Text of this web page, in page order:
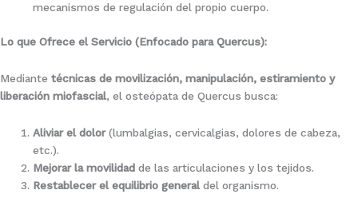
mecanismos de regulación del propio cuerpo.
Lo que Ofrece el Servicio (Enfocado para Quercus):
Mediante técnicas de movilización, manipulación, estiramiento y
liberación miofascial, el osteópata de Quercus busca:
Aliviar el dolor(lumbalgias, cervicalgias, dolores de cabeza,
etc.).
Mejorar la movilidad de las articulaciones y los tejidos.
Restablecer el equilibrio generaldel organismo.